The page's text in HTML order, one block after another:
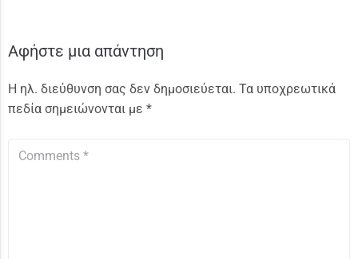
Αφήστε μια απάντηση
Η ηλ. διεύθυνση σας δεν δημοσιεύεται. Τα υποχρεωτικά
πεδία σημειώνονται με *